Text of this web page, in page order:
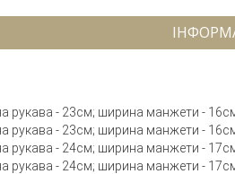
рукава - 23см; ширина манжети -
рукава - 23см; ширина манжети -
рукава - 24см; ширина манжети -
рукава - 24см; ширина манжети -